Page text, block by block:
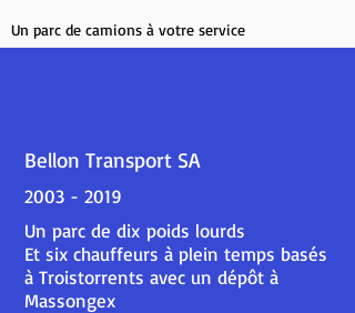
Un parc de camions à votre service
Bellon Transport SA
2003 - 2019
Un parc de dix poids lourds
Et six chauffeurs à plein temps basés
à Troistorrents avec un dépôt à
Massongex